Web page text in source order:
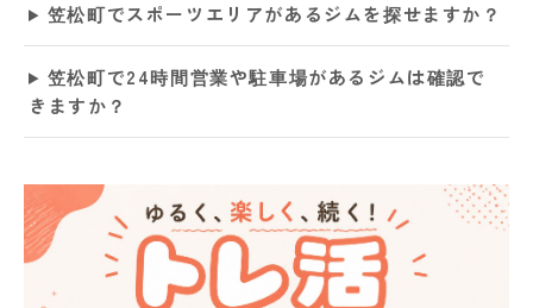
笠松町でスポーツエリアがあるジムを探せますか？
笠松町で24時間営業や駐車場があるジムは確認で
きますか？